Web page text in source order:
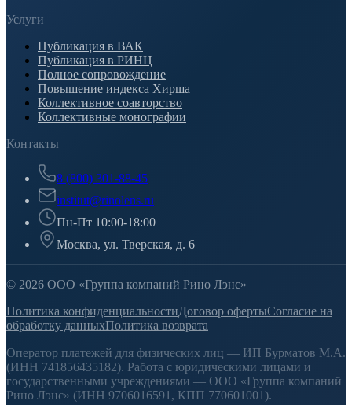
Услуги
Публикация в ВАК
Публикация в РИНЦ
Полное сопровождение
Повышение индекса Хирша
Коллективное соавторство
Коллективные монографии
Контакты
8 (800) 301-88-45
institut@rinolens.ru
Пн-Пт 10:00-18:00
Москва, ул. Тверская, д. 6
© 2026 ООО «Группа компаний Рино Лэнс»
Политика конфиденциальностиДоговор офертыСогласие на
обработку данныхПолитика возврата
Оператор платежей для физических лиц — ИП Бурматов М.А.
(ИНН 741856435182). Работа с юридическими лицами и
государственными учреждениями — ООО «Группа компаний
Рино Лэнс» (ИНН 9706016591, КПП 770601001).